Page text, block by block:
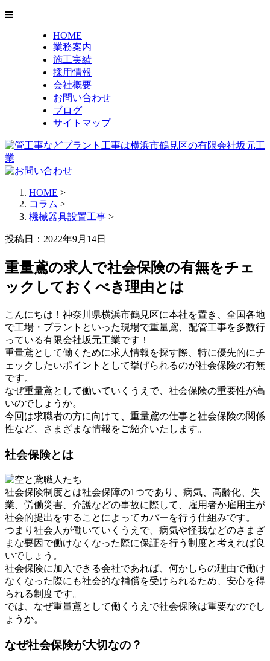
HOME
業務案内
施工実績
採用情報
会社概要
お問い合わせ
ブログ
サイトマップ
HOME >
コラム >
機械器具設置工事 >
投稿日：2022年9月14日
重量鳶の求人で社会保険の有無をチェ
ックしておくべき理由とは
こんにちは！神奈川県横浜市鶴見区に本社を置き、全国各地
で工場・プラントといった現場で重量鳶、配管工事を多数行
っている有限会社坂元工業です！
重量鳶として働くために求人情報を探す際、特に優先的にチ
ェックしたいポイントとして挙げられるのが社会保険の有無
です。
なぜ重量鳶として働いていくうえで、社会保険の重要性が高
いのでしょうか。
今回は求職者の方に向けて、重量鳶の仕事と社会保険の関係
性など、さまざまな情報をご紹介いたします。
社会保険とは
社会保険制度とは社会保障の1つであり、病気、高齢化、失
業、労働災害、介護などの事故に際して、雇用者か雇用主が
社会的提出をすることによってカバーを行う仕組みです。
つまり社会人が働いていくうえで、病気や怪我などのさまざ
まな要因で働けなくなった際に保証を行う制度と考えれば良
いでしょう。
社会保険に加入できる会社であれば、何かしらの理由で働け
なくなった際にも社会的な補償を受けられるため、安心を得
られる制度です。
では、なぜ重量鳶として働くうえで社会保険は重要なのでし
ょうか。
なぜ社会保険が大切なの？